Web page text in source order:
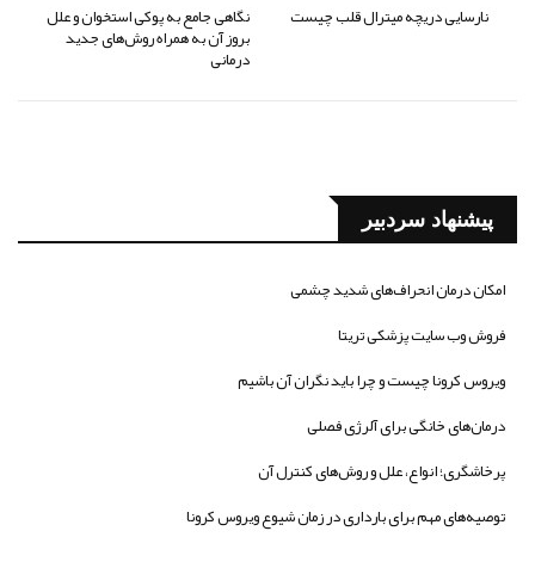
نارسایی دریچه میترال قلب چیست نگاهی جامع به پوکی استخوان و علل
بروز آن به همراه روش‌های جدید
درمانی
پیشنهاد سردبیر
امکان درمان انحراف‌های شدید چشمی
فروش وب سایت پزشکی تریتا
ویروس کرونا چیست و چرا باید نگران آن باشیم
درمان‌های خانگی برای آلرژی فصلی
پرخاشگری؛ انواع، علل و روش‌های کنترل آن
توصیه‌های مهم برای بارداری در زمان شیوع ویروس کرونا